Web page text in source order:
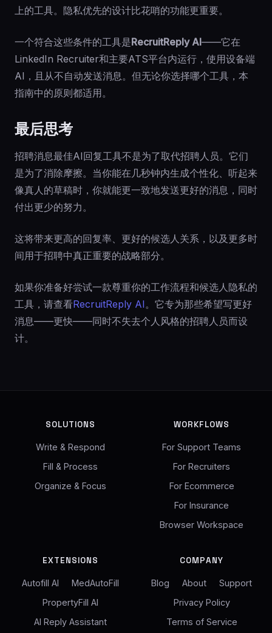
上的工具。隐私优先的设计比花哨的功能更重要。
一个符合这些条件的工具是RecruitReply AI——它在
LinkedIn Recruiter和主要ATS平台内运行，使用设备端
AI，且从不自动发送消息。但无论你选择哪个工具，本
指南中的原则都适用。
最后思考
招聘消息最佳AI回复工具不是为了取代招聘人员。它们
是为了消除摩擦。当你能在几秒钟内生成个性化、听起来
像真人的草稿时，你就能更一致地发送更好的消息，同时
付出更少的努力。
这将带来更高的回复率、更好的候选人关系，以及更多时
间用于招聘中真正重要的战略部分。
如果你准备好尝试一款尊重你的工作流程和候选人隐私的
工具，请查看RecruitReply AI。它专为那些希望写更好
消息——更快——同时不失去个人风格的招聘人员而设
计。
SOLUTIONS
Write & Respond
Fill & Process
Organize & Focus
WORKFLOWS
For Support Teams
For Recruiters
For Ecommerce
For Insurance
Browser Workspace
EXTENSIONS
Autofill AI
MedAutoFill
PropertyFill AI
AI Reply Assistant
COMPANY
Blog About
Support
Privacy Policy
Terms of Service